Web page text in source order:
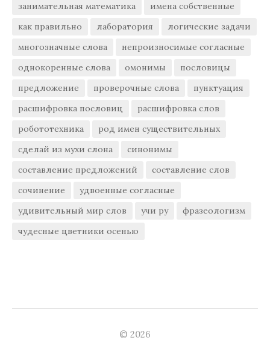
занимательная математика
имена собственные
как правильно
лаборатория
логические задачи
многозначные слова
непроизносимые согласные
однокоренные слова
омонимы
пословицы
предложение
проверочные слова
пунктуация
расшифровка пословиц
расшифровка слов
робототехника
род имен существительных
сделай из мухи слона
синонимы
составление предложений
составление слов
сочинение
удвоенные согласные
удивительный мир слов
учи ру
фразеологизм
чудесные цветники осенью
© 2026